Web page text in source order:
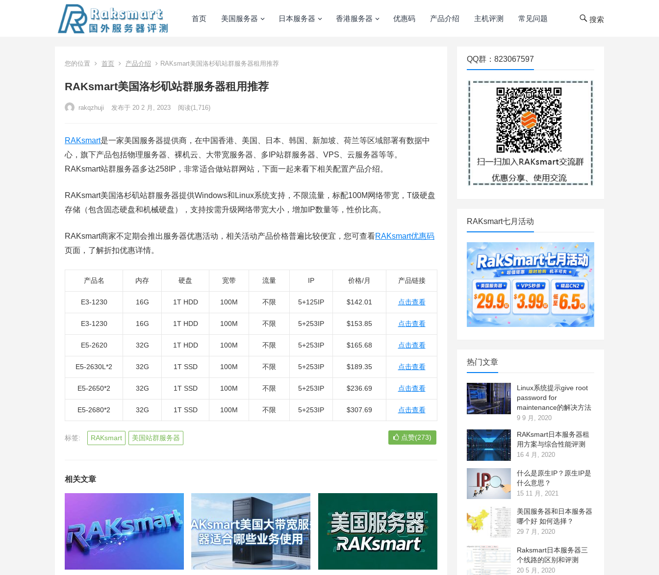
首页 美国服务器 日本服务器 香港服务器 优惠码 产品介绍 主机评测 常见问题 搜索
您的位置 首页 产品介绍 RAKsmart美国洛杉矶站群服务器租用推荐
RAKsmart美国洛杉矶站群服务器租用推荐
rakqzhuji 发布于 20 2 月, 2023 阅读(1,716)
RAKsmart是一家美国服务器提供商，在中国香港、美国、日本、韩国、新加坡、荷兰等区域部署有数据中
心，旗下产品包括物理服务器、裸机云、大带宽服务器、多IP站群服务器、VPS、云服务器等等。
RAKsmart站群服务器多达258IP，非常适合做站群网站，下面一起来看下相关配置产品介绍。
RAKsmart美国洛杉矶站群服务器提供Windows和Linux系统支持，不限流量，标配100M网络带宽，T级硬盘
存储（包含固态硬盘和机械硬盘），支持按需升级网络带宽大小，增加IP数量等，性价比高。
RAKsmart商家不定期会推出服务器优惠活动，相关活动产品价格普遍比较便宜，您可查看RAKsmart优惠码
页面，了解折扣优惠详情。
产品名 内存 硬盘 宽带 流量 IP 价格/月 产品链接
E3-1230 16G 1T HDD 100M 不限 5+125IP $142.01 点击查看
E3-1230 16G 1T HDD 100M 不限 5+253IP $153.85 点击查看
E5-2620 32G 1T HDD 100M 不限 5+253IP $165.68 点击查看
E5-2630L*2 32G 1T SSD 100M 不限 5+253IP $189.35 点击查看
E5-2650*2 32G 1T SSD 100M 不限 5+253IP $236.69 点击查看
E5-2680*2 32G 1T SSD 100M 不限 5+253IP $307.69 点击查看
标签: RAKsmart 美国站群服务器 点赞(273)
相关文章
QQ群：823067597
RAKsmart七月活动
热门文章
Linux系统提示give root
password for
maintenance的解决方法
9 9 月, 2020
RAKsmart日本服务器租
用方案与综合性能评测
16 4 月, 2020
什么是原生IP？原生IP是
什么意思？
15 11 月, 2021
美国服务器和日本服务器
哪个好 如何选择？
29 7 月, 2020
Raksmart日本服务器三
个线路的区别和评测
20 5 月, 2020